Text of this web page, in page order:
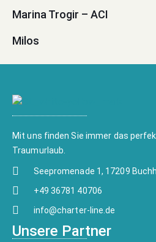
Marina Trogir – ACI
Milos
Mit uns finden Sie immer das
Traumurlaub.
Seepromenade 1, 17209
+49 36781 40706
info@charter-line.de
Unsere Partner